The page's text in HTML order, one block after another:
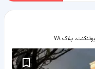
پلاک 78